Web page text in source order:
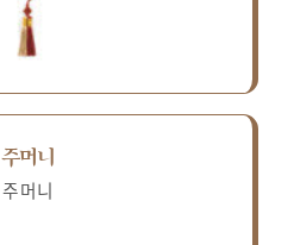
주머니
주머니